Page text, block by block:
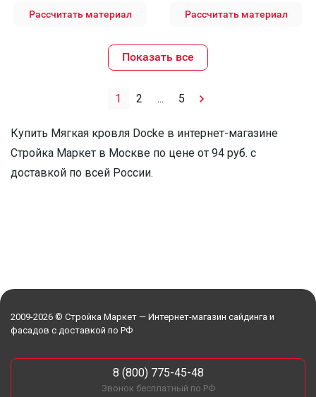
Рассчитать материал Рассчитать материал
Показать все
1 2 ... 5
Купить Мягкая кровля Docke в интернет-магазине
Стройка Маркет в Москве по цене от 94 руб. с
доставкой по всей России.
2009-2026 © Стройка Маркет — Интернет-магазин сайдинга и
фасадов с доставкой по РФ
8 (800) 775-45-48
Звонок бесплатный по РФ